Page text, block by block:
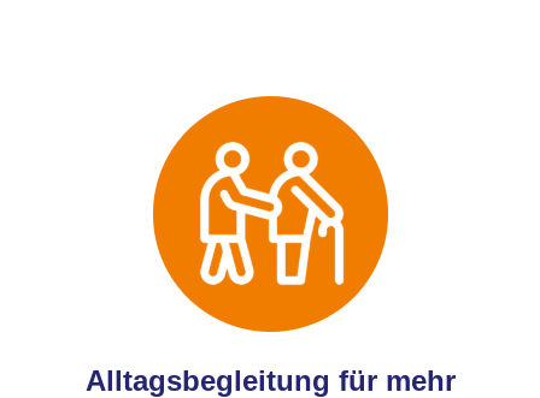
Alltagsbegleitung für mehr